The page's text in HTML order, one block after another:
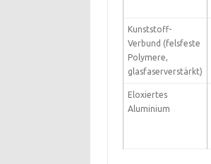
Kunststoff-
Verbund (felsfeste
Polymere,
glasfaserverstärkt)
Eloxiertes
Aluminium